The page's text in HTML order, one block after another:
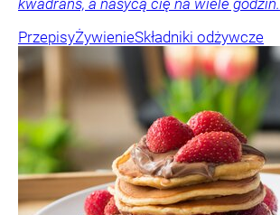
PrzepisyŻywienieSkładniki odżywcze